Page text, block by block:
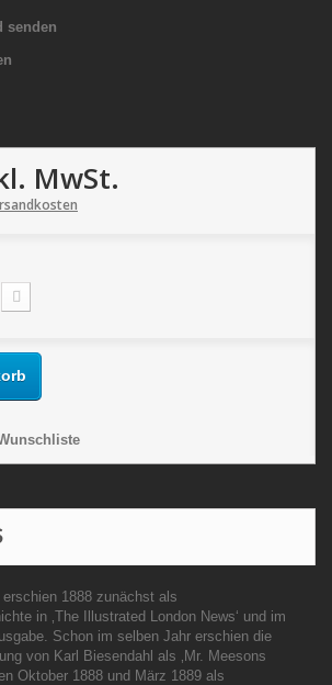
senden
MwSt.
erschien 1888 zunächst als
in ‚The Illustrated London News‘ und im
Schon im selben Jahr erschien die
von Karl Biesendahl als ‚Mr. Meesons
Oktober 1888 und März 1889 als